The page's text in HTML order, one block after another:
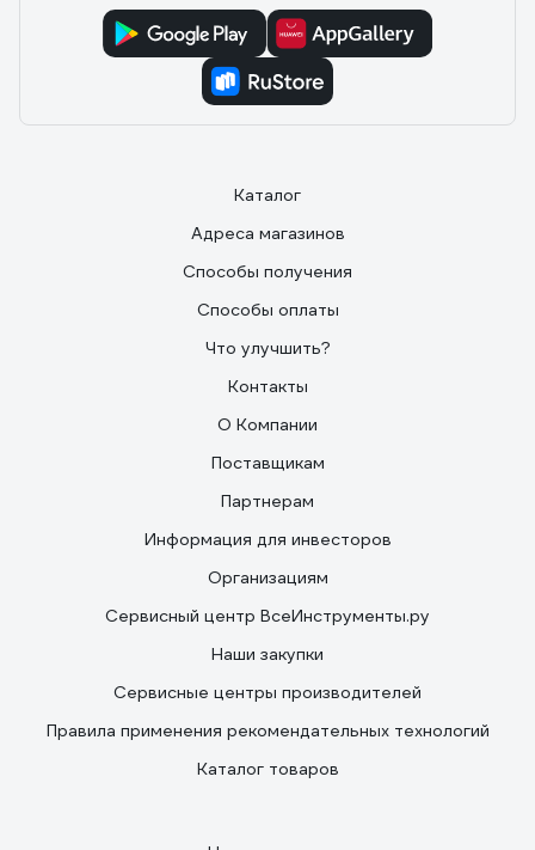
Каталог
Адреса магазинов
Способы получения
Способы оплаты
Что улучшить?
Контакты
О Компании
Поставщикам
Партнерам
Информация для инвесторов
Организациям
Сервисный центр ВсеИнструменты.ру
Наши закупки
Сервисные центры производителей
Правила применения рекомендательных технологий
Каталог товаров